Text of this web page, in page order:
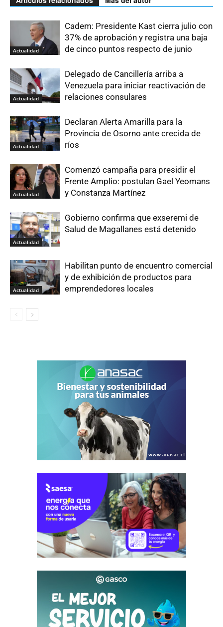
Actualidad
Cadem: Presidente Kast cierra julio con
37% de aprobación y registra una baja
de cinco puntos respecto de junio
Actualidad
Delegado de Cancillería arriba a
Venezuela para iniciar reactivación de
relaciones consulares
Actualidad
Declaran Alerta Amarilla para la
Provincia de Osorno ante crecida de
ríos
Actualidad
Comenzó campaña para presidir el
Frente Amplio: postulan Gael Yeomans
y Constanza Martínez
Actualidad
Gobierno confirma que exseremi de
Salud de Magallanes está detenido
Actualidad
Habilitan punto de encuentro comercial
y de exhibición de productos para
emprendedores locales